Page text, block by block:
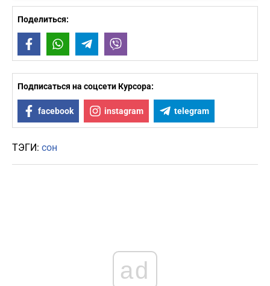
Поделиться:
FacebookWhatsAppTelegram
Подписаться на соцсети Курсора:
facebook instagram telegram
ТЭГИ: сон
ad